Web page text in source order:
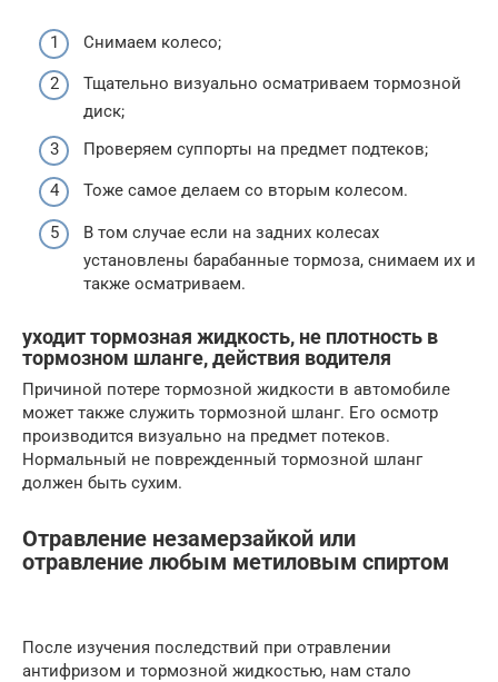
Снимаем колесо;
Тщательно визуально осматриваем тормозной
диск;
Проверяем суппорты на предмет подтеков;
Тоже самое делаем со вторым колесом.
В том случае если на задних колесах
установлены барабанные тормоза, снимаем их и
также осматриваем.
уходит тормозная жидкость, не плотность в
тормозном шланге, действия водителя
Причиной потере тормозной жидкости в автомобиле
может также служить тормозной шланг. Его осмотр
производится визуально на предмет потеков.
Нормальный не поврежденный тормозной шланг
должен быть сухим.
Отравление незамерзайкой или
отравление любым метиловым спиртом
После изучения последствий при отравлении
антифризом и тормозной жидкостью, нам стало